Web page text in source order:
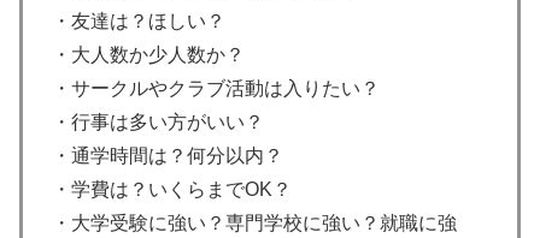
・友達は？ほしい？
・大人数か少人数か？
・サークルやクラブ活動は入りたい？
・行事は多い方がいい？
・通学時間は？何分以内？
・学費は？いくらまでOK？
・大学受験に強い？専門学校に強い？就職に強